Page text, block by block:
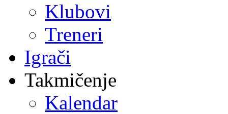
Klubovi
Treneri
Igrači
Takmičenje
Kalendar